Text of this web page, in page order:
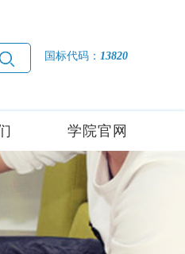
国标代码： 13820
学院官网